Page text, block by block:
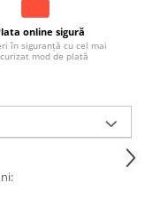
online sigură
în siguranță cu cel mai
mod de plată